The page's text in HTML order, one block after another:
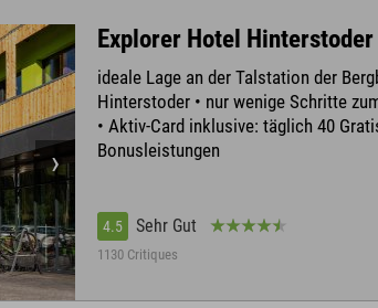
Explorer Hotel Hinterstoder
ideale Lage an der Talstation der
Hinterstoder • nur wenige Schritte
• Aktiv-Card inklusive: täglich 40
Bonusleistungen
4.5 Sehr Gut
1130 Critiques